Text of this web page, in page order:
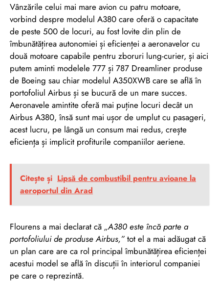
Vânzările celui mai mare avion cu patru motoare,
vorbind despre modelul A380 care oferă o capacitate
de peste 500 de locuri, au fost lovite din plin de
îmbunătățirea autonomiei și eficienței a aeronavelor cu
două motoare capabile pentru zboruri lung-curier, și aici
putem aminti modelele 777 și 787 Dreamliner produse
de Boeing sau chiar modelul A350XWB care se află în
portofoliul Airbus și se bucură de un mare succes.
Aeronavele amintite oferă mai puține locuri decât un
Airbus A380, însă sunt mai ușor de umplut cu pasageri,
acest lucru, pe lângă un consum mai redus, crește
eficiența și implicit profiturile companiilor aeriene.
Citește și Lipsă de combustibil pentru avioane la
aeroportul din Arad
Flourens a mai declarat că „A380 este încă parte a
portofoliului de produse Airbus,” tot el a mai adăugat că
un plan care are ca rol principal îmbunătățirea eficienței
acestui model se află în discuții în interiorul companiei
pe care o reprezintă.